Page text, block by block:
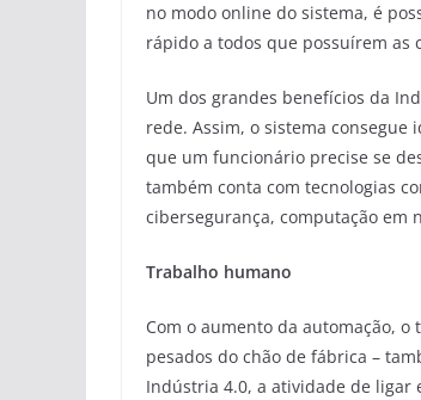
no modo online do sistema, é
rápido a todos que possuírem as
Um dos grandes benefícios da
rede. Assim, o sistema
que um funcionário precise se
também conta com tecnologias
cibersegurança, computação em
Trabalho humano
Com o aumento da automação,
pesados do chão de fábrica –
Indústria 4.0, a atividade de ligar